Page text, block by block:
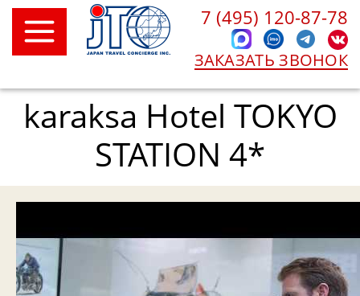
7 (495) 120-87-78
ЗАКАЗАТЬ ЗВОНОК
karaksa Hotel TOKYO
STATION 4*